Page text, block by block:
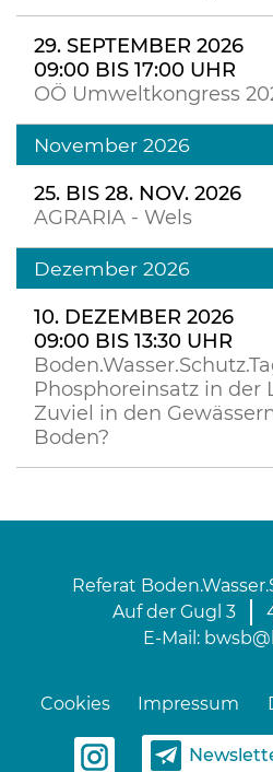
29. SEPTEMBER 2026
09:00 BIS 17:00 UHR
OÖ Umweltkongress
November 2026
25. BIS 28. NOV. 2026
AGRARIA - Wels
Dezember 2026
10. DEZEMBER 2026
09:00 BIS 13:30 UHR
Phosphoreinsatz in der
Zuviel in den
Boden?
Referat
Auf der Gugl 3
E-Mail:
Cookies Impressum